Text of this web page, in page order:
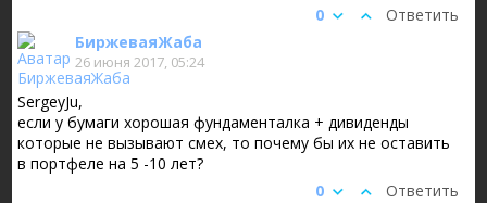
Ответить
0
БиржеваяЖаба
26 июня 2017, 05:24
SergeyJu,
если у бумаги хорошая фундаменталка + дивиденды
которые не вызывают смех, то почему бы их не оставить
в портфеле на 5 -10 лет?
Ответить
0